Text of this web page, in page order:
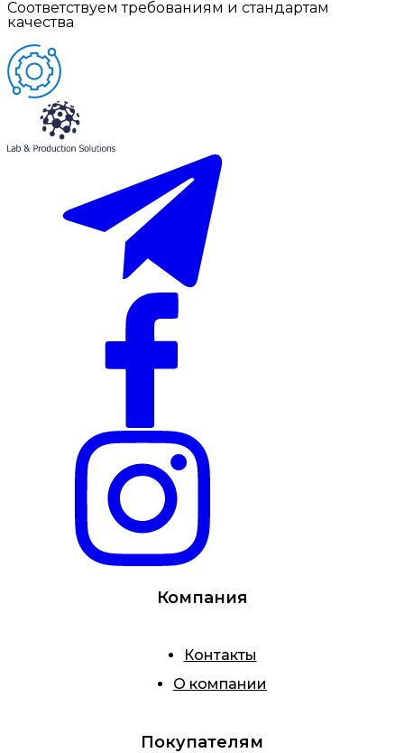
Соответствуем требованиям и стандартам
качества
Компания
Контакты
О компании
Покупателям